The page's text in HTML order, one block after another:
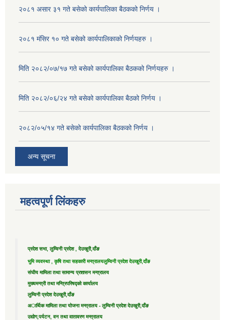
२०८१ असार ३१ गते बसेको कार्यपालिका बैठकको निर्णय ।
२०८१ मंसिर १० गते बसेको कार्यपालिकाको निर्णयहरु ।
मिति २०८२/०७/१७ गते बसेको कार्यपालिका बैठकको निर्णयहरु ।
मिति २०८२/०६/२४ गते बसेको कार्यपालिका बैठको निर्णय ।
२०८२/०५/१४ गते बसेको कार्यपालिका बैठकको निर्णय ।
अन्य सूचना
महत्वपूर्ण लिंकहरु
प्रदेश सभा, लुम्विनी प्रदेश , देउखुरी,दाँङ
भुमि व्यवस्था , कृषि तथा सहकारी मन्त्रालयलुम्विनी प्रदेश देउखुरी,दाँङ
संघीय मामिला तथा सामान्य प्रशासन मन्त्रालय
मुख्यमन्त्री तथा मन्त्रिपरिषद्को कार्यालय
लुम्विनी प्रदेश देउखुरी,दाँङ
अार्थिक मामिला तथा योजना मन्त्रालय - लुम्विनी प्रदेश देउखुरी,दाँङ
उद्याेग,पर्यटन, वन तथा वातावरण मन्त्रालय